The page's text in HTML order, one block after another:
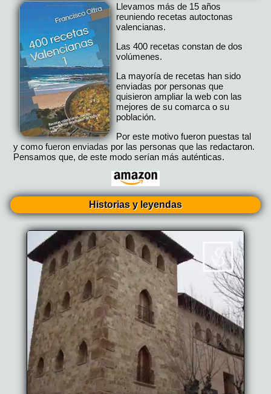
Llevamos más de 15 años
reuniendo recetas autoctonas
valencianas.
Las 400 recetas constan de dos
volúmenes.
La mayoría de recetas han sido
enviadas por personas que
quisieron ampliar la web con las
mejores de su comarca o su
población.
Por este motivo fueron puestas tal
y como fueron enviadas por las personas que las redactaron.
Pensamos que, de este modo serían más auténticas.
Historias y leyendas